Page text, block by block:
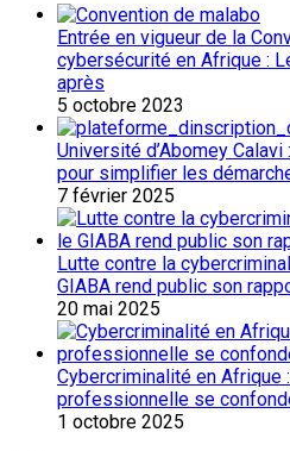
Entrée en vigueur de la
cybersécurité en Afrique :
après
5 octobre 2023
Université d’Abomey
pour simplifier les
7 février 2025
Lutte contre la
GIABA rend public son
20 mai 2025
Cybercriminalité en Afrique
professionnelle se
1 octobre 2025